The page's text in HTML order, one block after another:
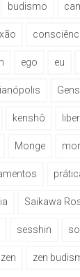
budismo
ego eu
kenshô
Monge
Saikawa
sesshin
zen zen